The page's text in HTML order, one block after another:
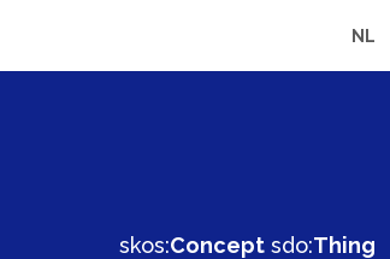
NL
skos:Concept sdo:Thing